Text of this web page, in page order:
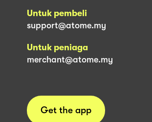
Untuk pembeli
support@atome.my
Untuk peniaga
merchant@atome.my
Get the app